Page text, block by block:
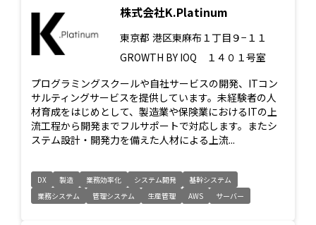
株式会社K.Platinum
東京都 港区東麻布１丁目９−１１
GROWTH BY IOQ １４０１号室
プログラミングスクールや自社サービスの開発、ITコン
サルティングサービスを提供しています。未経験者の人
材育成をはじめとして、製造業や保険業におけるITの上
流工程から開発までフルサポートで対応します。またシ
ステム設計・開発力を備えた人材による上流...
DX 製造 業務効率化 システム開発
基幹システム
業務システム
管理システム 生産管理 AWS サーバー